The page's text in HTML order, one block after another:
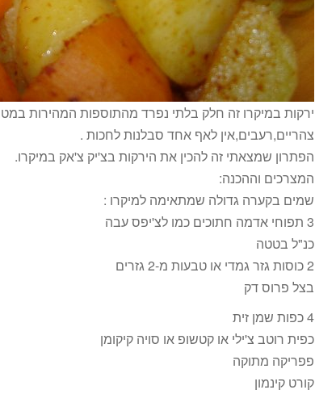
ירקות במיקרו זה חלק בלתי נפרד מהתוספות המהירות
צהריים,רעבים,אין לאף אחד סבלנות לחכות .
הפתרון שמצאתי זה להכין את הירקות בצ'יק צ'אק במיקרו.
המצרכים וההכנה:
שמים בקערה גדולה שמתאימה למיקרו :
3 תפוחי אדמה חתוכים כמו לצ'יפס עבה
כנ"ל בטטה
2 כוסות גזר גמדי או טבעות מ-2 גזרים
בצל פרוס דק
4 כפות שמן זית
כפית רוטב צ'ילי או קטשופ או סויה קיקומן
פפריקה מתוקה
קורט קינמון